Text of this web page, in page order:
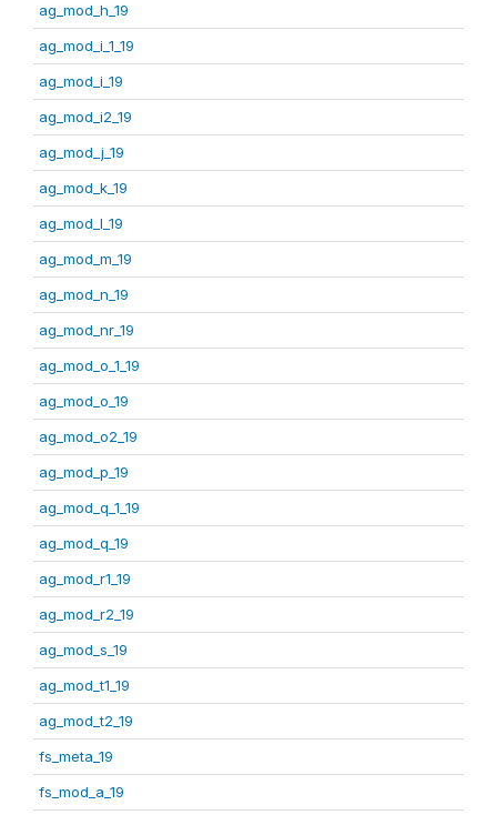
ag_mod_h_19
ag_mod_i_1_19
ag_mod_i_19
ag_mod_i2_19
ag_mod_j_19
ag_mod_k_19
ag_mod_l_19
ag_mod_m_19
ag_mod_n_19
ag_mod_nr_19
ag_mod_o_1_19
ag_mod_o_19
ag_mod_o2_19
ag_mod_p_19
ag_mod_q_1_19
ag_mod_q_19
ag_mod_r1_19
ag_mod_r2_19
ag_mod_s_19
ag_mod_t1_19
ag_mod_t2_19
fs_meta_19
fs_mod_a_19